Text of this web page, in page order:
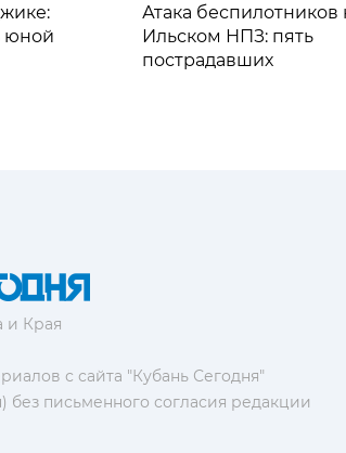
юной
Атака беспилотников
Ильском НПЗ: пять
пострадавших
и Края
с сайта "Кубань Сегодня"
без письменного согласия редакции